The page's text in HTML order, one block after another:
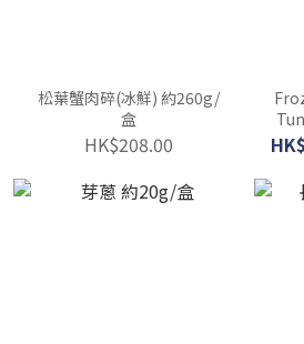
松葉蟹肉碎(冰鮮) 約260g/
盒
HK$208.00